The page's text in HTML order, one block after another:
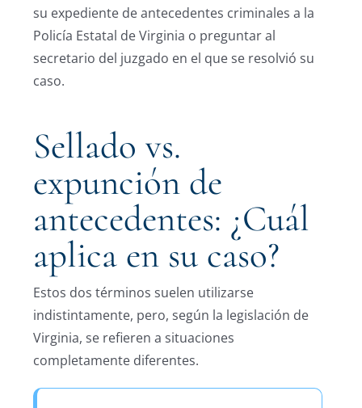
su expediente de antecedentes criminales a la
Policía Estatal de Virginia o preguntar al
secretario del juzgado en el que se resolvió su
caso.
Sellado vs.
expunción de
antecedentes: ¿Cuál
aplica en su caso?
Estos dos términos suelen utilizarse
indistintamente, pero, según la legislación de
Virginia, se refieren a situaciones
completamente diferentes.